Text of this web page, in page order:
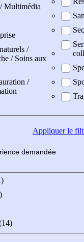
Multimédia
/
/ Soins aux
/
Appliquerle
demandée